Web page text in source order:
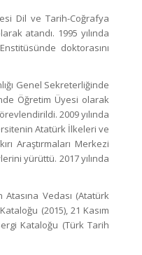
Dil ve Tarih-Coğrafya
atandı. 1995 yılında
doktorasını
Genel Sekreterliğinde
Öğretim Üyesi olarak
2009 yılında
Atatürk İlkeleri ve
Araştırmaları Merkezi
yürüttü. 2017 yılında
Atasına Vedası (Atatürk
(2015), 21 Kasım
Kataloğu (Türk Tarih